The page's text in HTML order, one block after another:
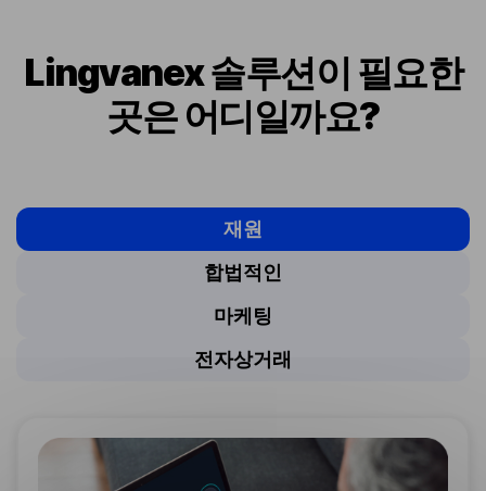
Lingvanex 솔루션이 필요한
곳은 어디일까요?
재원
합법적인
마케팅
전자상거래